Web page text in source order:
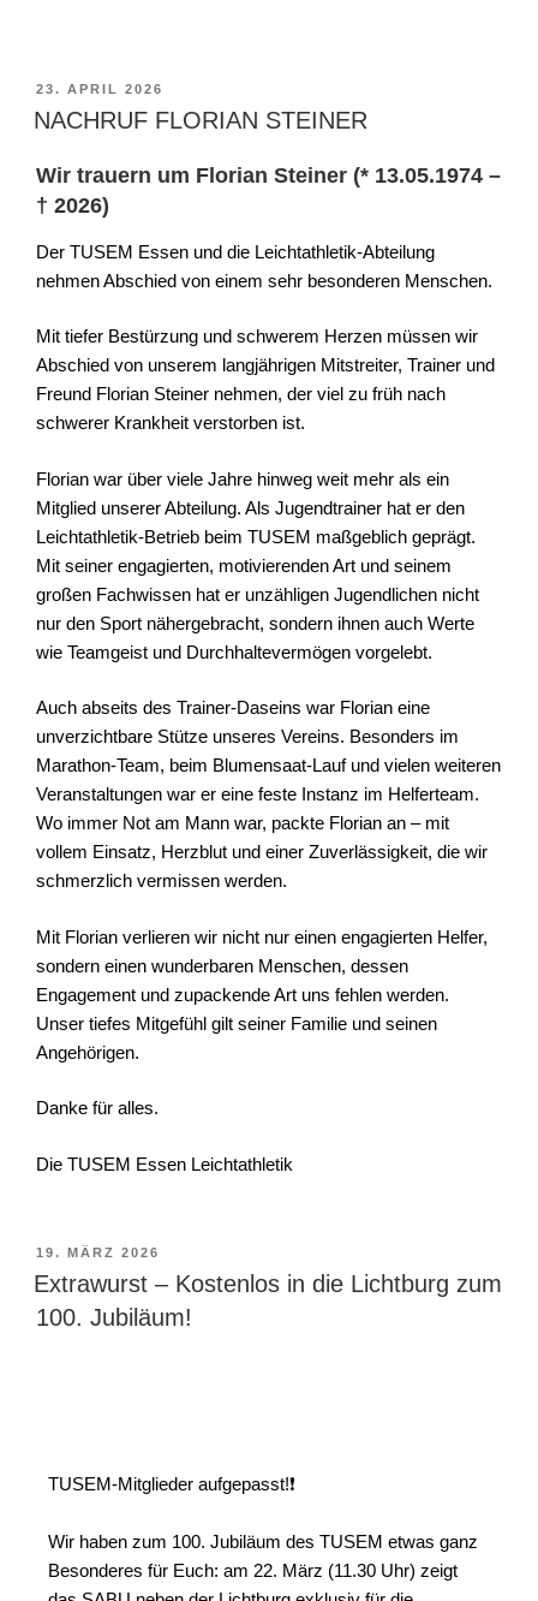
23. APRIL 2026
NACHRUF FLORIAN STEINER
Wir trauern um Florian Steiner (* 13.05.1974 –
† 2026)
​Der TUSEM Essen und die Leichtathletik-Abteilung
nehmen Abschied von einem sehr besonderen Menschen.
​Mit tiefer Bestürzung und schwerem Herzen müssen wir
Abschied von unserem langjährigen Mitstreiter, Trainer und
Freund Florian Steiner nehmen, der viel zu früh nach
schwerer Krankheit verstorben ist.
​Florian war über viele Jahre hinweg weit mehr als ein
Mitglied unserer Abteilung. Als Jugendtrainer hat er den
Leichtathletik-Betrieb beim TUSEM maßgeblich geprägt.
Mit seiner engagierten, motivierenden Art und seinem
großen Fachwissen hat er unzähligen Jugendlichen nicht
nur den Sport nähergebracht, sondern ihnen auch Werte
wie Teamgeist und Durchhaltevermögen vorgelebt.
​Auch abseits des Trainer-Daseins war Florian eine
unverzichtbare Stütze unseres Vereins. Besonders im
Marathon-Team, beim Blumensaat-Lauf und vielen weiteren
Veranstaltungen war er eine feste Instanz im Helferteam.
Wo immer Not am Mann war, packte Florian an – mit
vollem Einsatz, Herzblut und einer Zuverlässigkeit, die wir
schmerzlich vermissen werden.
​Mit Florian verlieren wir nicht nur einen engagierten Helfer,
sondern einen wunderbaren Menschen, dessen
Engagement und zupackende Art uns fehlen werden.
Unser tiefes Mitgefühl gilt seiner Familie und seinen
Angehörigen.
​Danke für alles.
Die TUSEM Essen Leichtathletik
19. MÄRZ 2026
Extrawurst – Kostenlos in die Lichtburg zum
100. Jubiläum!
TUSEM-Mitglieder aufgepasst!❗️
Wir haben zum 100. Jubiläum des TUSEM etwas ganz
Besonderes für Euch: am 22. März (11.30 Uhr) zeigt